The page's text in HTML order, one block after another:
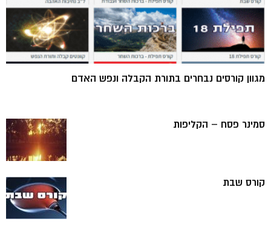
מגוון קורסים נבחרים בתורת הקבלה ונפש האדם
סמינר פסח – הקליפות
קורס שבת